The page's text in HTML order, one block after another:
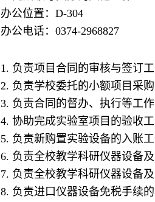
办公位置：D-304
办公电话：0374-2968827
1. 负责项目合同的审核与签订
2. 负责学校委托的小额项目采
3. 负责合同的督办、执行等工作
4. 协助完成实验室项目的验收
5. 负责新购置实验设备的入账
6. 负责全校教学科研仪器设备
7. 负责全校教学科研仪器设备
8. 负责进口仪器设备免税手续